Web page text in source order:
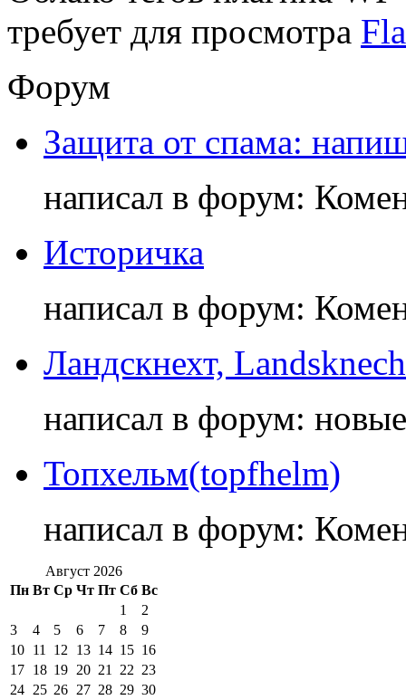
требует для просмотра
Форум
Защита от спама:
написал в форум:
Историчка
написал в форум:
Ландскнехт,
написал в форум:
Топхельм(topfhelm)
написал в форум:
Август 2026
Пн Вт Ср Чт Пт Сб Вс
1
2
3
4 5 6 7 8
9
10 11 12 13 14 15 16
17 18 19 20 21 22 23
24 25 26 27 28 29 30